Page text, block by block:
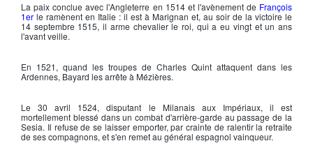
La paix conclue avec l'Angleterre en 1514 et l'avènement de François
1er le ramènent en Italie : il est à Marignan et, au soir de la victoire le
14 septembre 1515, il arme chevalier le roi, qui a eu vingt et un ans
l'avant veille.
En 1521, quand les troupes de Charles Quint attaquent dans les
Ardennes, Bayard les arrête à Mézières.
Le 30 avril 1524, disputant le Milanais aux Impériaux, il est
mortellement blessé dans un combat d'arrière-garde au passage de la
Sesia. Il refuse de se laisser emporter, par crainte de ralentir la retraite
de ses compagnons, et s'en remet au général espagnol vainqueur.